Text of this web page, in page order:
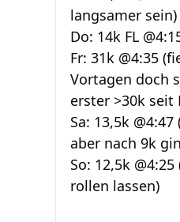
langsamer sein)
Do: 14k FL
Fr: 31k @4:35
Vortagen doch
erster >30k seit
Sa: 13,5k
aber nach 9k
So: 12,5k
rollen lassen)